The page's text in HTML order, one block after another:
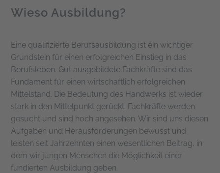
Wieso Ausbildung?
Eine qualifizierte Berufsausbildung ist ein wichtiger
Grundstein für einen erfolgreichen Einstieg in das
Berufsleben. Gut ausgebildete Fachkräfte sind das
Fundament für einen wirtschaftlich erfolgreichen
Mittelstand. Die Bedeutung des Handwerks ist wieder
stark in den Mittelpunkt gerückt. Fachkräfte werden
gesucht und sind hoch angesehen. Wir sind uns diesen
Aufgaben und Herausforderungen bewusst und
leisten seit Jahrzehnten einen wesentlichen Beitrag, in
dem wir jungen Menschen die Möglichkeit einer
fundierten Ausbildung geben.